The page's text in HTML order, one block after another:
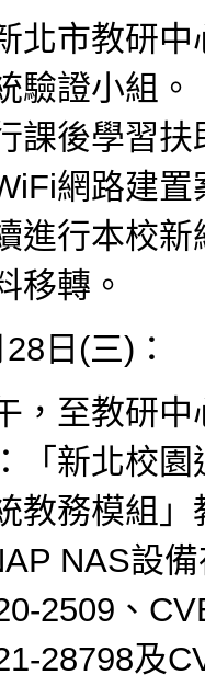
北市教研
驗證小組
課後學習
網路建
進行本校
移轉。
日(三)：
，至教研
「新北校
教務模組
NAS設
2509、
28798及